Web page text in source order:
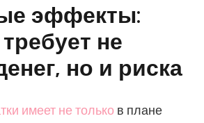
эффекты:
не
но и риска
имеет не только в плане